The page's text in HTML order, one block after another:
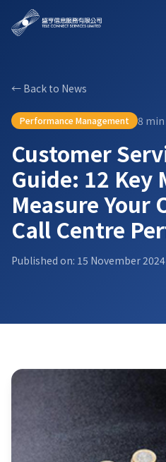
← Back to News
Performance Management 8 min
Customer
Guide: 12 Key
Measure Your
Call Centre
Published on: 15 November 2024